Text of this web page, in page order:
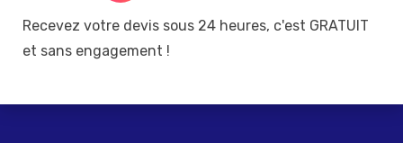
Recevez votre devis sous 24 heures, c'est GRATUIT
et sans engagement !